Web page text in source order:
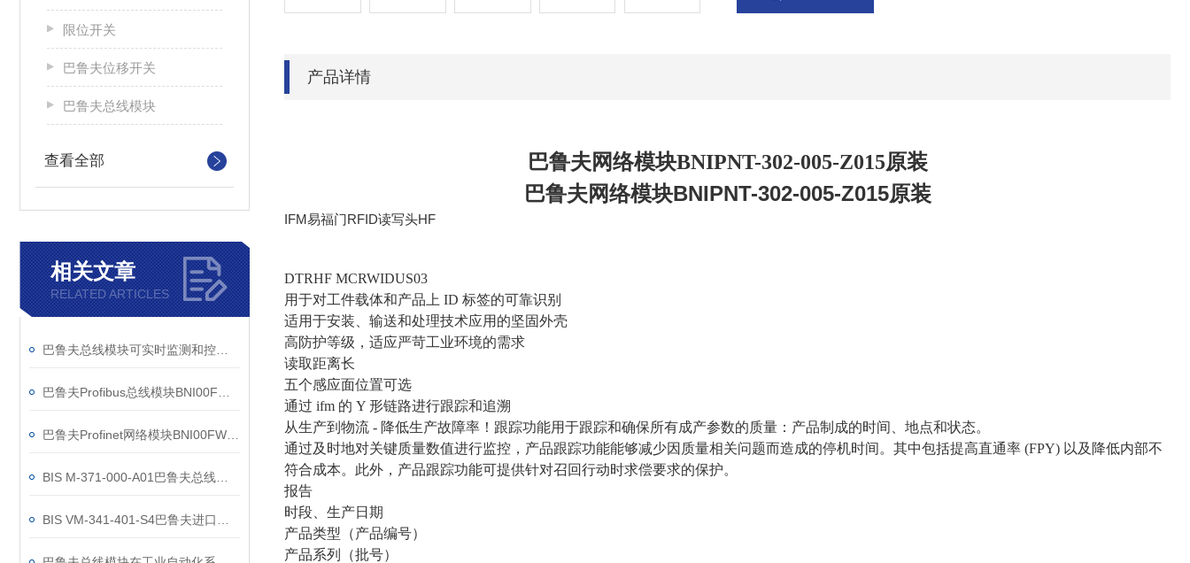
限位开关
巴鲁夫位移开关
巴鲁夫总线模块
查看全部
相关文章
RELATED ARTICLES
产品详情
巴鲁夫网络模块BNIPNT-302-005-Z015原装
巴鲁夫网络模块BNIPNT-302-005-Z015原装
IFM易福门RFID读写头HF
DTRHF MCRWIDUS03
用于对工件载体和产品上 ID 标签的可靠识别
适用于安装、输送和处理技术应用的坚固外壳
高防护等级，适应严苛工业环境的需求
读取距离长
五个感应面位置可选
通过 ifm 的 Y 形链路进行跟踪和追溯
从生产到物流 - 降低生产故障率！跟踪功能用于跟踪和确保所有成产参数的质量：产品制成的时间、地点和状态。
通过及时地对关键质量数值进行监控，产品跟踪功能能够减少因质量相关问题而造成的停机时间。其中包括提高直通率 (FPY) 以及降低内部不
符合成本。此外，产品跟踪功能可提供针对召回行动时求偿要求的保护。
报告
时段、生产日期
产品类型（产品编号）
产品系列（批号）